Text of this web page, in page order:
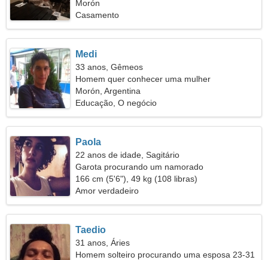
Morón
Casamento
Medi
33 anos, Gêmeos
Homem quer conhecer uma mulher
Morón, Argentina
Educação, O negócio
Paola
22 anos de idade, Sagitário
Garota procurando um namorado
166 cm (5'6"), 49 kg (108 libras)
Amor verdadeiro
Taedio
31 anos, Áries
Homem solteiro procurando uma esposa 23-31